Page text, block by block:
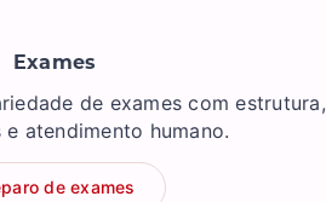
Exames
de exames com estrutura,
atendimento humano.
de exames